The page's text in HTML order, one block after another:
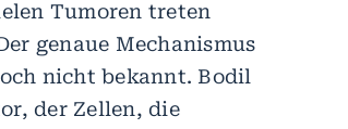
Tumoren treten
genaue Mechanismus
nicht bekannt. Bodil
der Zellen, die